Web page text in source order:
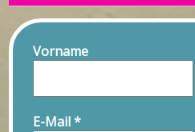
Vorname
E-Mail*